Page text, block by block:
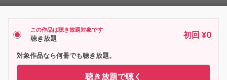
この作品は聴き放題対象です
聴き放題 初回 ¥0
対象作品なら何冊でも聴き放題。
聴き放題で聴く